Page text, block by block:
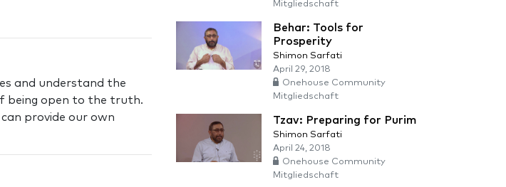
and understand the
being open to the truth.
provide our own
Mitgliedschaft
Behar: Tools for
Prosperity
Shimon Sarfati
April 29, 2018
Onehouse Community
Mitgliedschaft
Tzav: Preparing for Purim
Shimon Sarfati
April 24, 2018
Onehouse Community
Mitgliedschaft